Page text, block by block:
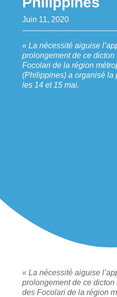
Juin 11, 2020
« La nécessité aiguise
prolongement de ce
Focolari de la région
(Philippines) a organisé la
les 14 et 15 mai.
« La nécessité aiguise
prolongement de ce
des Focolari de la région